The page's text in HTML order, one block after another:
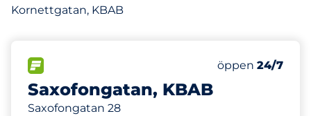
Kornettgatan, KBAB
Saxofongatan, KBAB
Saxofongatan 28
Antal
Totalt antal
Lördag
öppen 24/7
169 m